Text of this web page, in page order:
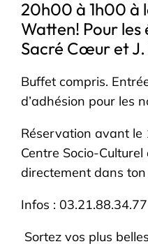
20h00 à 1h00 à
Watten! Pour les
Sacré Cœur et
Buffet compris.
d’adhésion pour les
Réservation avant le
Centre Socio-
directement dans ton
Infos : 03.21.88.34.77
Sortez vos plus